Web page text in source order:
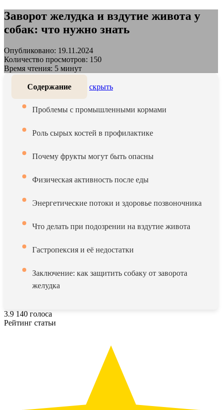
Заворот желудка и вздутие живота у
собак: что нужно знать
Опубликовано: 19.11.2024
Количество просмотров: 150
Время чтения: 5 минут
Содержание скрыть
Проблемы с промышленными кормами
Роль сырых костей в профилактике
Почему фрукты могут быть опасны
Физическая активность после еды
Энергетические потоки и здоровье позвоночника
Что делать при подозрении на вздутие живота
Гастропексия и её недостатки
Заключение: как защитить собаку от заворота
желудка
3.9 140 голоса
Рейтинг статьи